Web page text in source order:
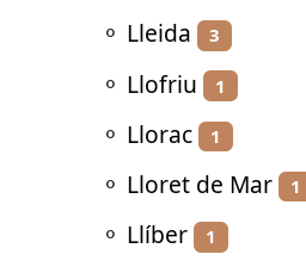
⚬ Lleida 3
⚬ Llofriu 1
⚬ Llorac 1
⚬ Lloret de Mar 1
⚬ Llíber 1